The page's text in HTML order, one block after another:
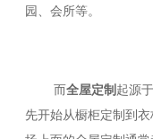
园、会所等。
而全屋定制起源
先开始从橱柜定制到